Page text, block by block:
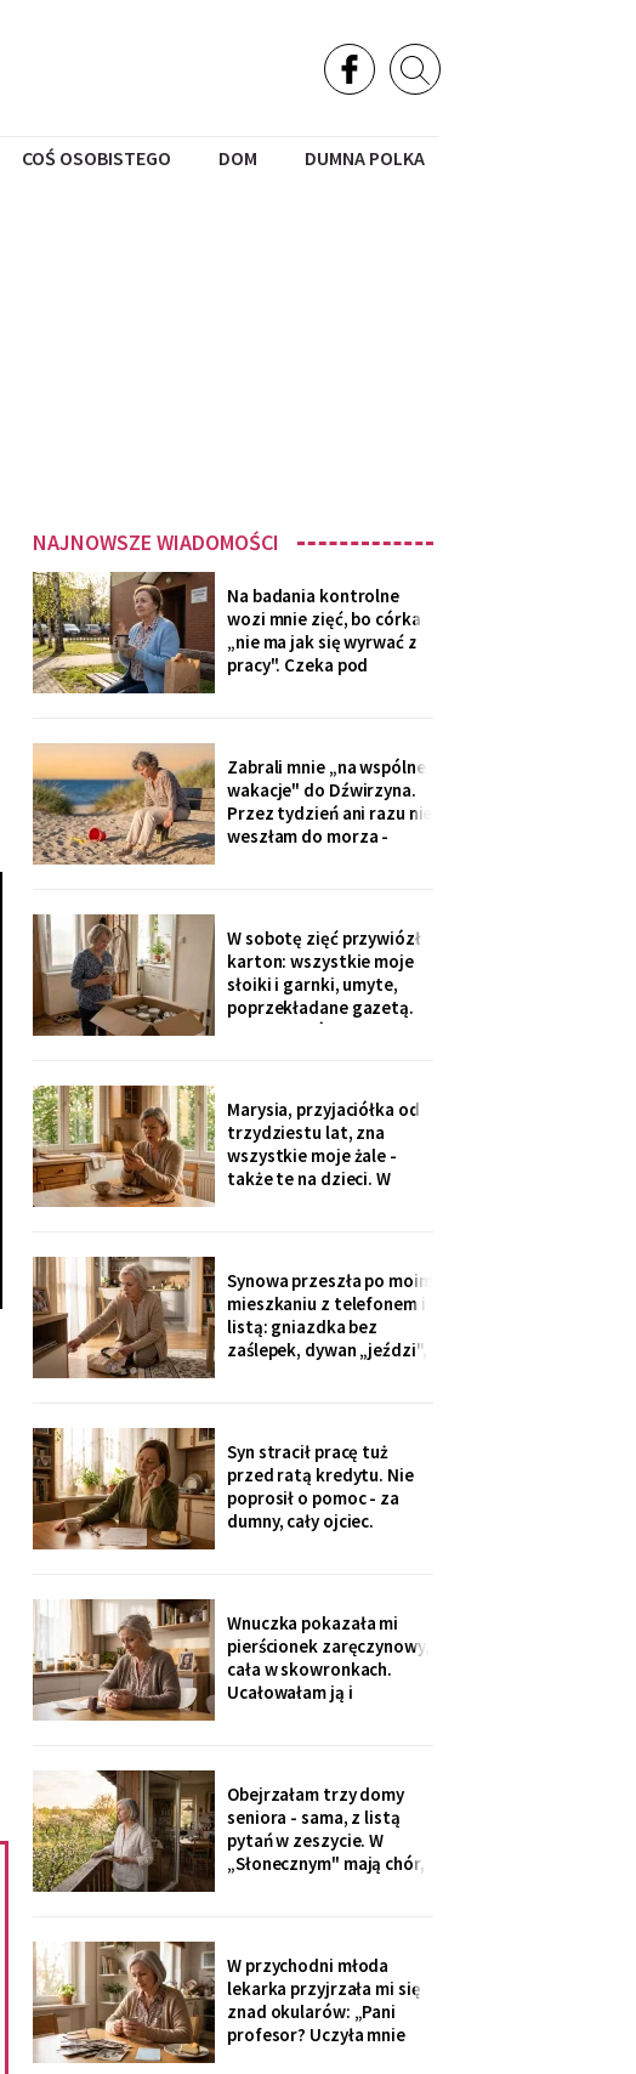
COŚ OSOBISTEGO DOM DUMNA POLKA
NAJNOWSZE WIADOMOŚCI
Na badania kontrolne
wozi mnie zięć, bo córka
„nie ma jak się wyrwać z
pracy". Czeka pod
powiedział cicho: „niech
się mama na nią nie
gniewa. Ona zapomina, że
mama nie będzie
Zabrali mnie „na wspólne
wakacje" do Dźwirzyna.
Przez tydzień ani razu nie
weszłam do morza -
powrotnej syn zapytał: „i
jak, mamo, odpoczęłaś?".
Piasek przywiozłam tylko
w butach, z placu
W sobotę zięć przywiózł
karton: wszystkie moje
słoiki i garnki, umyte,
poprzekładane gazetą.
„Synowa mówi, że już nie
Dwadzieścia lat woziłam
im niedzielne obiady.
Karton stoi w
przedpokoju trzeci dzień
- nie
Marysia, przyjaciółka od
trzydziestu lat, zna
wszystkie moje żale -
także te na dzieci. W
córki, siedziała Marysia.
Mnie nie zaproszono.
Córka wyjaśniła krótko:
„Marysia tak
Synowa przeszła po moim
mieszkaniu z telefonem i
listą: gniazdka bez
zaślepek, dywan „jeździ",
przywozić". Zaślepki
kupiłam w poniedziałek.
Własną trójkę
wychowałam bez ani
jednej.
Syn stracił pracę tuż
przed ratą kredytu. Nie
poprosił o pomoc - za
dumny, cały ojciec.
prezent ślubny".
Wieczorem zadzwonił i
długo milczał w
słuchawce - pierwszy raz
od lat
Wnuczka pokazała mi
pierścionek zaręczynowy,
cała w skowronkach.
Ucałowałam ją i
go nie zamykaj". Zdziwiła
się, mama się obruszyła.
Kiedyś zrozumie - ja
zrozumiałam o
czterdzieści lat za
Obejrzałam trzy domy
seniora - sama, z listą
pytań w zeszycie. W
„Słonecznym" mają chór,
widokiem na sad i
podpisałam papiery.
Dzieciom powiem po
fakcie - niech raz
dowiedzą się ostatnie.
W przychodni młoda
lekarka przyjrzała mi się
znad okularów: „Pani
profesor? Uczyła mnie